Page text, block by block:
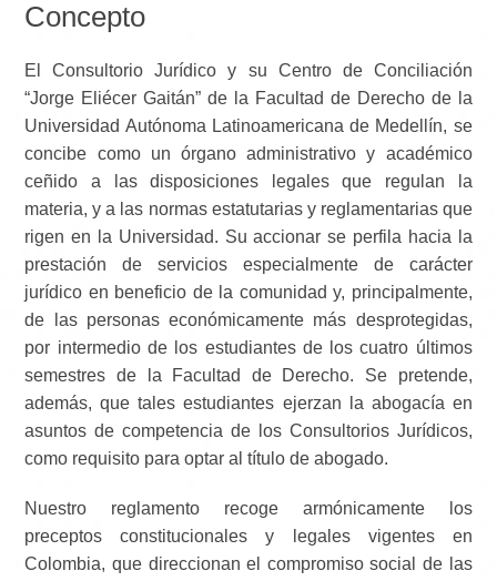
Concepto
El Consultorio Jurídico y su Centro de Conciliación
“Jorge Eliécer Gaitán” de la Facultad de Derecho de la
Universidad Autónoma Latinoamericana de Medellín, se
concibe como un órgano administrativo y académico
ceñido a las disposiciones legales que regulan la
materia, y a las normas estatutarias y reglamentarias que
rigen en la Universidad. Su accionar se perfila hacia la
prestación de servicios especialmente de carácter
jurídico en beneficio de la comunidad y, principalmente,
de las personas económicamente más desprotegidas,
por intermedio de los estudiantes de los cuatro últimos
semestres de la Facultad de Derecho. Se pretende,
además, que tales estudiantes ejerzan la abogacía en
asuntos de competencia de los Consultorios Jurídicos,
como requisito para optar al título de abogado.
Nuestro reglamento recoge armónicamente los
preceptos constitucionales y legales vigentes en
Colombia, que direccionan el compromiso social de las